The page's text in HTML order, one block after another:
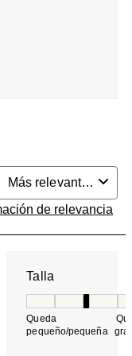
Más relevantes
de relevancia
Talla
Queda
pequeño/pequeña